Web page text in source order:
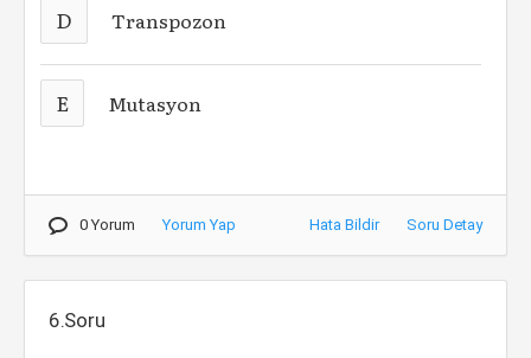
D Transpozon
E Mutasyon
0 Yorum Yorum Yap Hata Bildir Soru Detay
6.Soru